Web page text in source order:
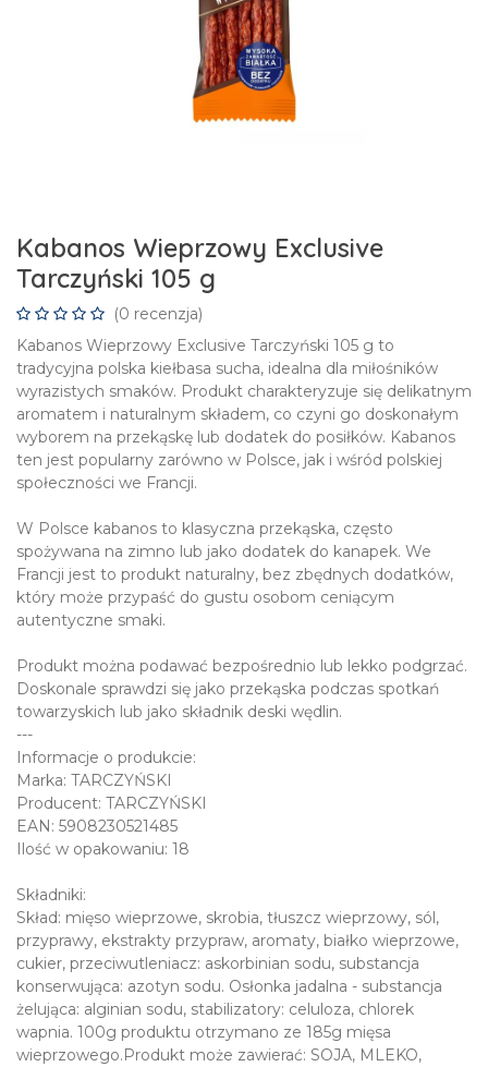
Kabanos Wieprzowy Exclusive
Tarczyński 105 g
(0 recenzja)
Kabanos Wieprzowy Exclusive Tarczyński 105 g to
tradycyjna polska kiełbasa sucha, idealna dla miłośników
wyrazistych smaków. Produkt charakteryzuje się delikatnym
aromatem i naturalnym składem, co czyni go doskonałym
wyborem na przekąskę lub dodatek do posiłków. Kabanos
ten jest popularny zarówno w Polsce, jak i wśród polskiej
społeczności we Francji.
W Polsce kabanos to klasyczna przekąska, często
spożywana na zimno lub jako dodatek do kanapek. We
Francji jest to produkt naturalny, bez zbędnych dodatków,
który może przypaść do gustu osobom ceniącym
autentyczne smaki.
Produkt można podawać bezpośrednio lub lekko podgrzać.
Doskonale sprawdzi się jako przekąska podczas spotkań
towarzyskich lub jako składnik deski wędlin.
---
Informacje o produkcie:
Marka: TARCZYŃSKI
Producent: TARCZYŃSKI
EAN: 5908230521485
Ilość w opakowaniu: 18
Składniki:
Skład: mięso wieprzowe, skrobia, tłuszcz wieprzowy, sól,
przyprawy, ekstrakty przypraw, aromaty, białko wieprzowe,
cukier, przeciwutleniacz: askorbinian sodu, substancja
konserwująca: azotyn sodu. Osłonka jadalna - substancja
żelująca: alginian sodu, stabilizatory: celuloza, chlorek
wapnia. 100g produktu otrzymano ze 185g mięsa
wieprzowego.Produkt może zawierać: SOJA, MLEKO,